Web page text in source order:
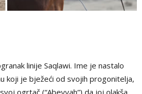
linije Saqlawi. Ime je nastalo
koji je bježeći od svojih progonitelja,
ogrtač (“Abeyyah”) da joj olakša